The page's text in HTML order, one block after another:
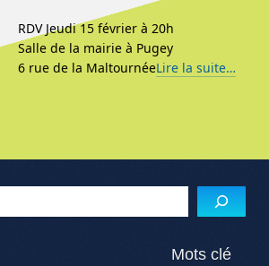
RDV Jeudi 15 février à 20h
Salle de la mairie à Pugey
6 rue de la MaltournéeLire la suite…
Mots clé